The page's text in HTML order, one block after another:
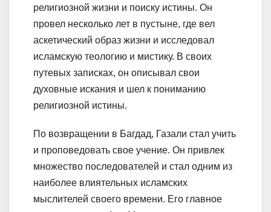
религиозной жизни и поиску истины. Он
провел несколько лет в пустыне, где вел
аскетический образ жизни и исследовал
исламскую теологию и мистику. В своих
путевых записках, он описывал свои
духовные искания и шел к пониманию
религиозной истины.
По возвращении в Багдад, Газали стал учить
и проповедовать свое учение. Он привлек
множество последователей и стал одним из
наиболее влиятельных исламских
мыслителей своего времени. Его главное